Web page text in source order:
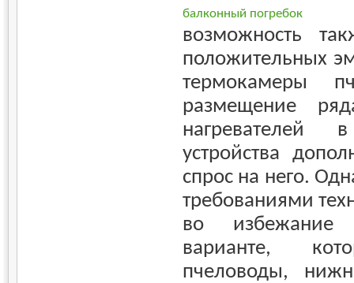
балконный погребок
возможность
положительных
термокамеры
размещение
устройства
спрос на него.
требованиями
во избежание
варианте,
пчеловоды,